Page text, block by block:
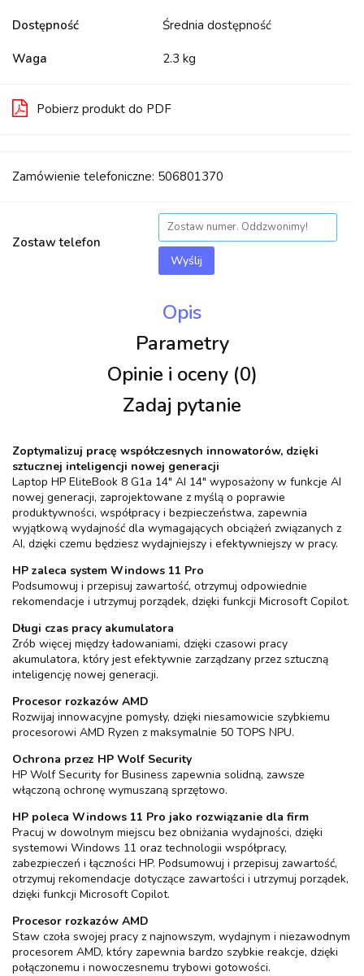
Dostępność Średnia dostępność
Waga 2.3 kg
Pobierz produkt do PDF
Zamówienie telefoniczne: 506801370
Zostaw telefon
Wyślij
Opis
Parametry
Opinie i oceny (0)
Zadaj pytanie
Zoptymalizuj pracę współczesnych innowatorów, dzięki
sztucznej inteligencji nowej generacji
Laptop HP EliteBook 8 G1a 14" AI 14" wyposażony w funkcje AI
nowej generacji, zaprojektowane z myślą o poprawie
produktywności, współpracy i bezpieczeństwa, zapewnia
wyjątkową wydajność dla wymagających obciążeń związanych z
AI, dzięki czemu będziesz wydajniejszy i efektywniejszy w pracy.
HP zaleca system Windows 11 Pro
Podsumowuj i przepisuj zawartość, otrzymuj odpowiednie
rekomendacje i utrzymuj porządek, dzięki funkcji Microsoft Copilot.
Długi czas pracy akumulatora
Zrób więcej między ładowaniami, dzięki czasowi pracy
akumulatora, który jest efektywnie zarządzany przez sztuczną
inteligencję nowej generacji.
Procesor rozkazów AMD
Rozwijaj innowacyjne pomysły, dzięki niesamowicie szybkiemu
procesorowi AMD Ryzen z maksymalnie 50 TOPS NPU.
Ochrona przez HP Wolf Security
HP Wolf Security for Business zapewnia solidną, zawsze
włączoną ochronę wymuszaną sprzętowo.
HP poleca Windows 11 Pro jako rozwiązanie dla firm
Pracuj w dowolnym miejscu bez obniżania wydajności, dzięki
systemowi Windows 11 oraz technologii współpracy,
zabezpieczeń i łączności HP. Podsumowuj i przepisuj zawartość,
otrzymuj rekomendacje dotyczące zawartości i utrzymuj porządek,
dzięki funkcji Microsoft Copilot.
Procesor rozkazów AMD
Staw czoła swojej pracy z najnowszym, wydajnym i niezawodnym
procesorem AMD, który zapewnia bardzo szybkie reakcje, dzięki
połączonemu i nowoczesnemu trybowi gotowości.